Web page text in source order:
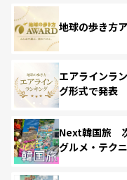
地球の歩き方
エアラインラ
グ形式で発表
Next韓国旅 次
グルメ・テク